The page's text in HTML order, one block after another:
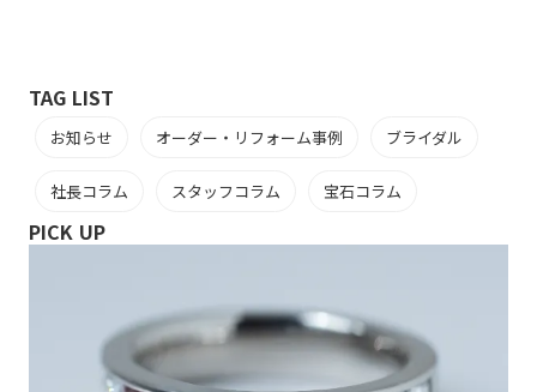
TAG LIST
お知らせ オーダー・リフォーム事例 ブライダル
社長コラム スタッフコラム 宝石コラム
PICK UP